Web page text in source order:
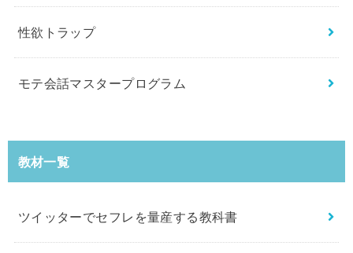
性欲トラップ
モテ会話マスタープログラム
教材一覧
ツイッターでセフレを量産する教科書